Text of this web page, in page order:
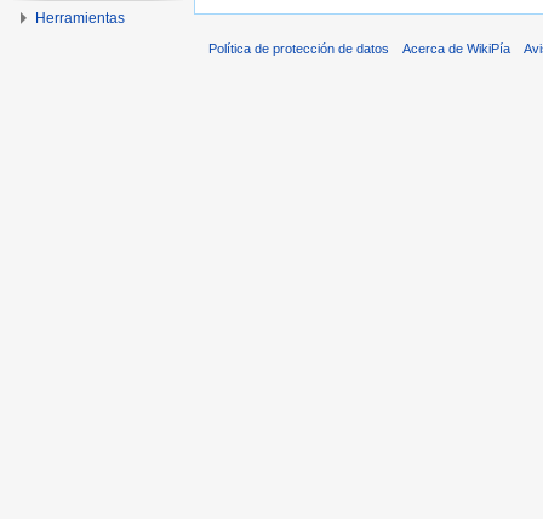
Herramientas
Política de protección de datos Acerca de WikiPía